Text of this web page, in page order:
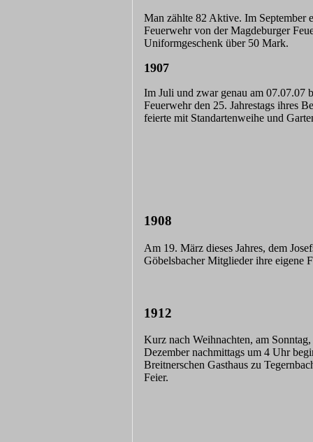
Man zählte 82 Aktive. Im September
Feuerwehr von der Magdeburger
Uniformgeschenk über 50 Mark.
1907
Im Juli und zwar genau am 07.07.07
Feuerwehr den 25. Jahrestags ihres
feierte mit Standartenweihe und
1908
Am 19. März dieses Jahres, dem
Göbelsbacher Mitglieder ihre eigene
1912
Kurz nach Weihnachten, am
Dezember nachmittags um 4 Uhr
Breitnerschen Gasthaus zu
Feier.